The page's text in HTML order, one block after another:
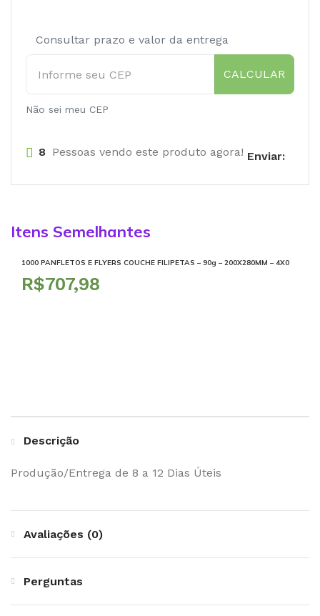
Consultar prazo e valor da entrega
CALCULAR
Não sei meu CEP
8 Pessoas vendo este produto agora! Enviar:
Itens Semelhantes
1000 PANFLETOS E FLYERS COUCHE FILIPETAS – 90g – 200X280MM – 4X0
R$
Descrição
Produção/Entrega de 8 a 12 Dias Úteis
Avaliações (0)
Perguntas